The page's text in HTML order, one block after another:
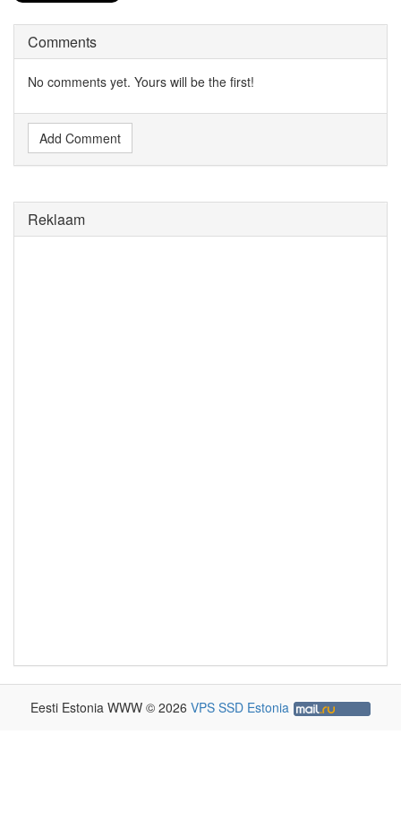
Comments
No comments yet. Yours will be the first!
Add Comment
Reklaam
Eesti Estonia WWW © 2026 VPS SSD Estonia